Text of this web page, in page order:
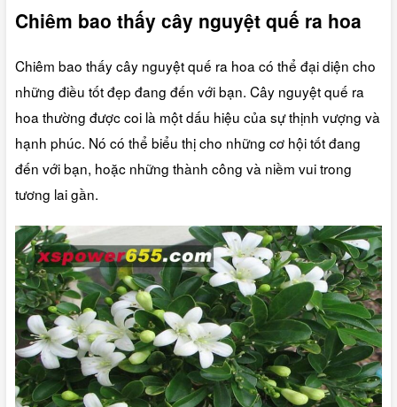
Chiêm bao thấy cây nguyệt quế ra hoa
Chiêm bao thấy cây nguyệt quế ra hoa có thể đại diện cho
những điều tốt đẹp đang đến với bạn. Cây nguyệt quế ra
hoa thường được coi là một dấu hiệu của sự thịnh vượng và
hạnh phúc. Nó có thể biểu thị cho những cơ hội tốt đang
đến với bạn, hoặc những thành công và niềm vui trong
tương lai gần.